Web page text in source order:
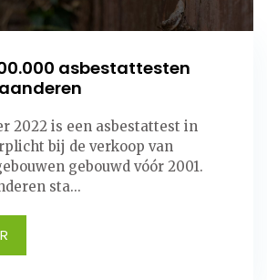
asbestattesten
2022 is een asbestattest in
bij de verkoop van
gebouwd vóór 2001.
sta...